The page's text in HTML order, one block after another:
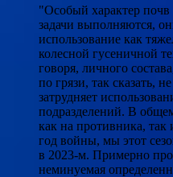
"Особый характер почв
задачи выполняются,
использование как
колесной гусеничной
говоря, личного
по грязи, так сказать,
затрудняет
подразделений. В
как на противника,
год войны, мы этот
в 2023-м. Примерно
неминуемая